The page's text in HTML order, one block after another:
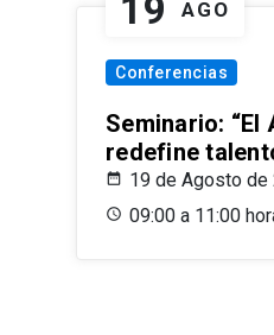
19 AGO
Conferencias
Seminario:
redefine
19 de Agosto de
09:00 a 11:00